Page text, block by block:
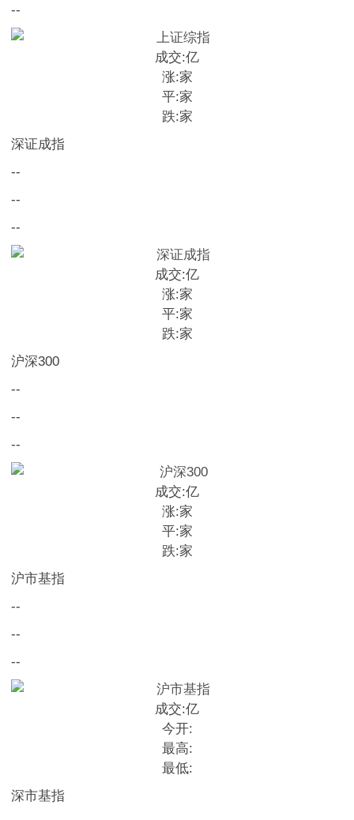
--
成交:亿
涨:家
平:家
跌:家
深证成指
--
--
--
成交:亿
涨:家
平:家
跌:家
沪深300
--
--
--
成交:亿
涨:家
平:家
跌:家
沪市基指
--
--
--
成交:亿
今开:
最高:
最低:
深市基指